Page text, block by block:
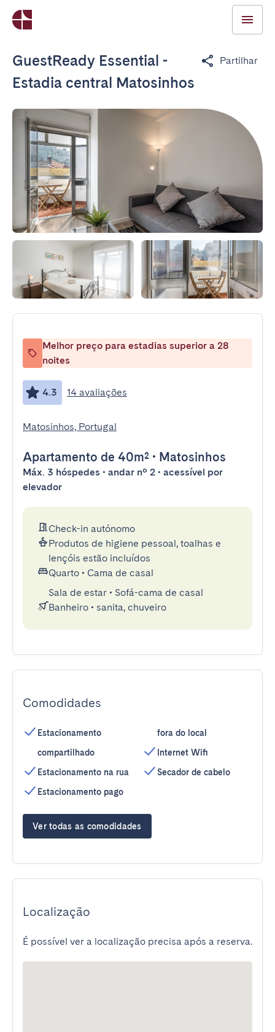
GuestReady Essential -
Estadia central Matosinhos
Partilhar
Melhor preço para estadias superior a 28
noites
4.3 14 avaliações
Matosinhos, Portugal
Apartamento de 40m² • Matosinhos
Máx. 3 hóspedes • andar nº 2 • acessível por
elevador
Check-in autónomo
Produtos de higiene pessoal, toalhas e
lençóis estão incluídos
Quarto • Cama de casal
Sala de estar • Sofá-cama de casal
Banheiro • sanita, chuveiro
Comodidades
Estacionamento
compartilhado
Estacionamento na rua
Estacionamento pago
fora do local
Internet Wifi
Secador de cabelo
Ver todas as comodidades
Localização
É possível ver a localização precisa após a reserva.